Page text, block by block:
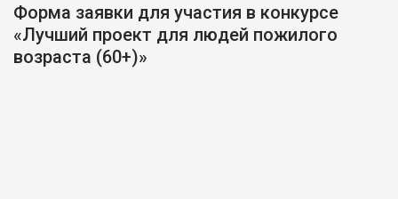
Форма заявки для участия в конкурсе
«Лучший проект для людей пожилого
возраста (60+)»